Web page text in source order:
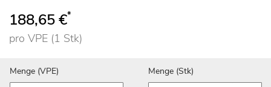
188,65 €*
pro VPE (1 Stk)
Menge (VPE) Menge (Stk)